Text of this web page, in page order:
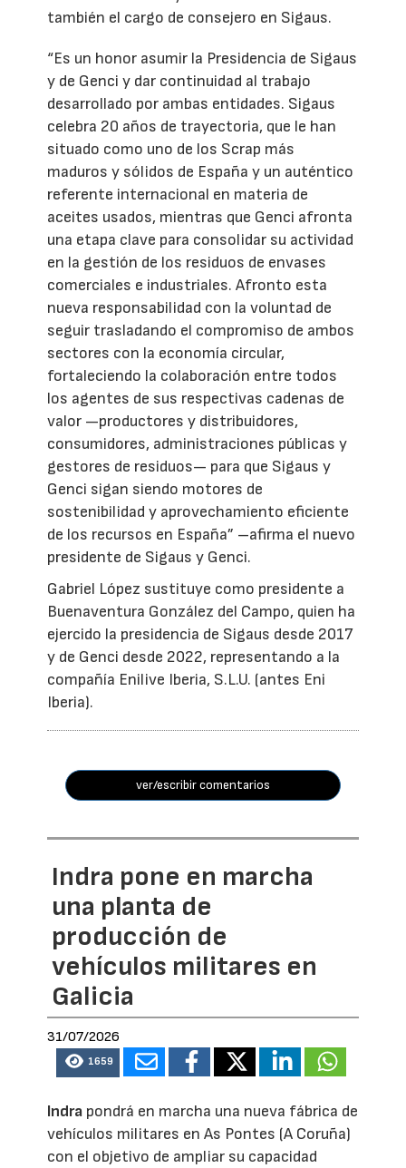
también el cargo de consejero en Sigaus.
“Es un honor asumir la Presidencia de Sigaus
y de Genci y dar continuidad al trabajo
desarrollado por ambas entidades. Sigaus
celebra 20 años de trayectoria, que le han
situado como uno de los Scrap más
maduros y sólidos de España y un auténtico
referente internacional en materia de
aceites usados, mientras que Genci afronta
una etapa clave para consolidar su actividad
en la gestión de los residuos de envases
comerciales e industriales. Afronto esta
nueva responsabilidad con la voluntad de
seguir trasladando el compromiso de ambos
sectores con la economía circular,
fortaleciendo la colaboración entre todos
los agentes de sus respectivas cadenas de
valor —productores y distribuidores,
consumidores, administraciones públicas y
gestores de residuos— para que Sigaus y
Genci sigan siendo motores de
sostenibilidad y aprovechamiento eficiente
de los recursos en España” –afirma el nuevo
presidente de Sigaus y Genci.
Gabriel López sustituye como presidente a
Buenaventura González del Campo, quien ha
ejercido la presidencia de Sigaus desde 2017
y de Genci desde 2022, representando a la
compañía Enilive Iberia, S.L.U. (antes Eni
Iberia).
ver/escribir comentarios
Indra pone en marcha
una planta de
producción de
vehículos militares en
Galicia
31/07/2026
1659
Indra pondrá en marcha una nueva fábrica de
vehículos militares en As Pontes (A Coruña)
con el objetivo de ampliar su capacidad